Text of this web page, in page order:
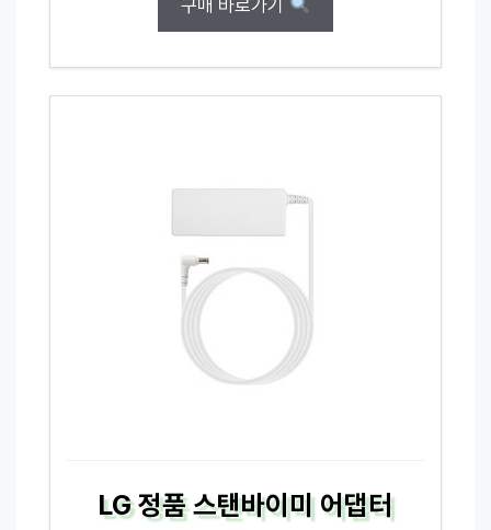
구매 바로가기
LG 정품 스탠바이미 어댑터